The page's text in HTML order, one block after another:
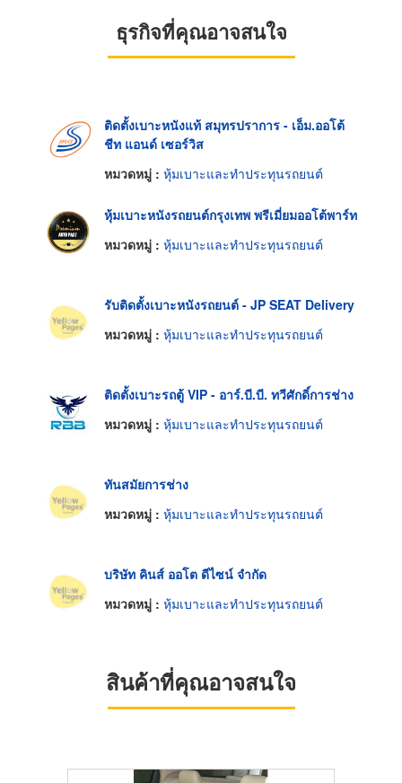
ธุรกิจที่คุณอาจสนใจ
ติดตั้งเบาะหนังแท้ สมุทรปราการ - เอ็ม.ออโต้
ชีท แอนด์ เซอร์วิส
หมวดหมู่ : หุ้มเบาะและทำประทุนรถยนต์
หุ้มเบาะหนังรถยนต์กรุงเทพ พรีเมี่ยมออโต้พาร์ท
หมวดหมู่ : หุ้มเบาะและทำประทุนรถยนต์
รับติดตั้งเบาะหนังรถยนต์ - JP SEAT Delivery
หมวดหมู่ : หุ้มเบาะและทำประทุนรถยนต์
ติดตั้งเบาะรถตู้ VIP - อาร์.บี.บี. ทวีศักดิ์การช่าง
หมวดหมู่ : หุ้มเบาะและทำประทุนรถยนต์
ทันสมัยการช่าง
หมวดหมู่ : หุ้มเบาะและทำประทุนรถยนต์
บริษัท คินส์ ออโต ดีไซน์ จำกัด
หมวดหมู่ : หุ้มเบาะและทำประทุนรถยนต์
สินค้าที่คุณอาจสนใจ